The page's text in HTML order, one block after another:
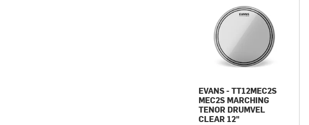
EVANS - TT12MEC2S
MEC2S MARCHING
TENOR DRUMVEL
CLEAR 12"